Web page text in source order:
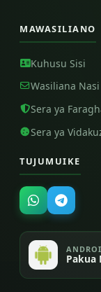
MAWASILIANO
Kuhusu Sisi
Wasiliana Nasi
Sera ya
Sera ya
TUJUMUIKE
Pakua